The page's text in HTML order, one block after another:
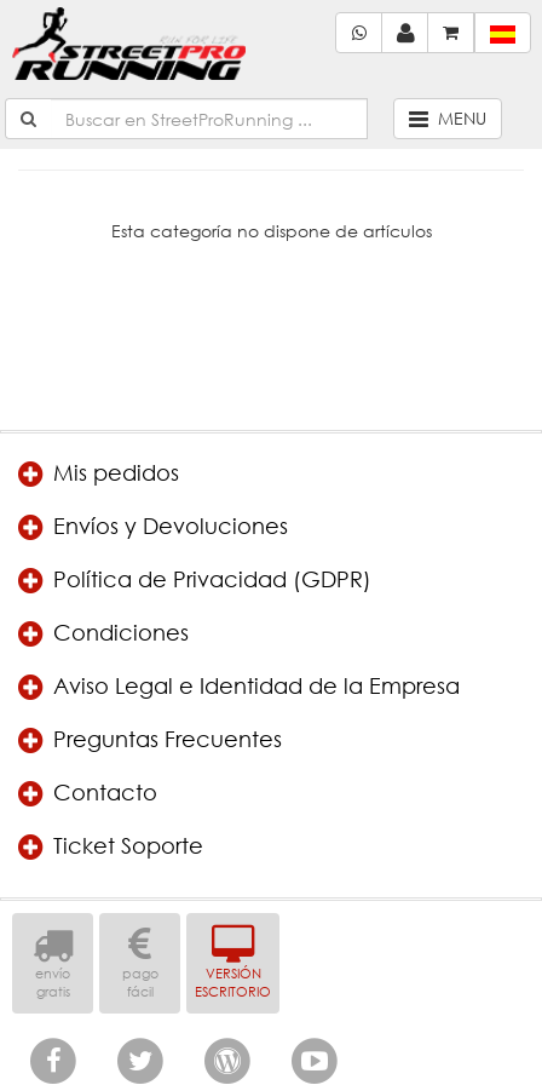
MENU
Esta categoría no dispone de artículos
Mis pedidos
Envíos y Devoluciones
Política de Privacidad (GDPR)
Condiciones
Aviso Legal e Identidad de la Empresa
Preguntas Frecuentes
Contacto
Ticket Soporte
envío
gratis
pago
fácil
VERSIÓN
ESCRITORIO